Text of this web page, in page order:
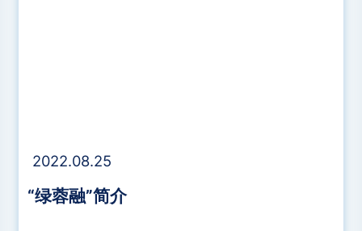
2022.08.25
“绿蓉融”简介